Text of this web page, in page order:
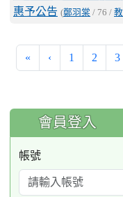
惠予公告 (鄭羽棠 / 76 /
« ‹ 1 2 3
:::
會員登入
帳號